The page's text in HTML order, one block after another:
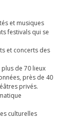
et musiques
festivals qui se
et concerts des
de 70 lieux
près de 40
privés.
culturelles